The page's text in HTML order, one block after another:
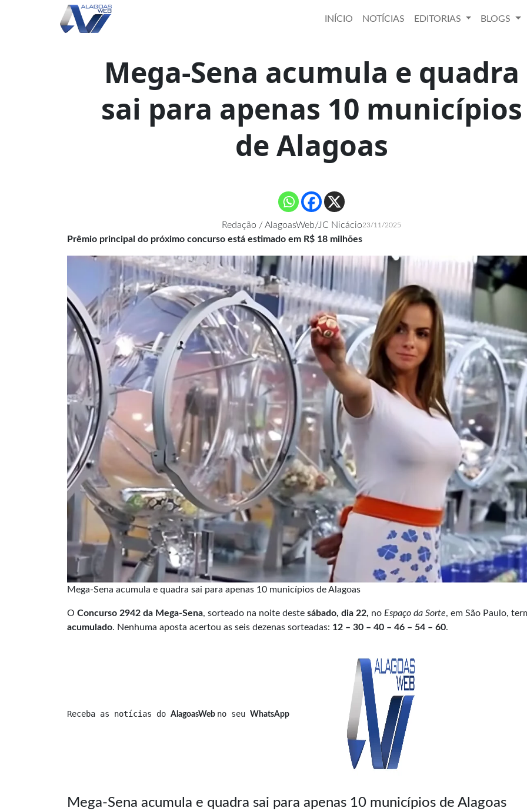
INÍCIO NOTÍCIAS EDITORIAS BLOGS
Mega-Sena acumula e quadra
sai para apenas 10 municípios
de Alagoas
Redação / AlagoasWeb/JC Nicácio23/11/2025
Prêmio principal do próximo concurso está estimado em R$ 18 milhões
Mega-Sena acumula e quadra sai para apenas 10 municípios de Alagoas
O Concurso 2942 da Mega-Sena, sorteado na noite deste sábado, dia 22, no Espaço da Sorte, em São Paulo,
acumulado. Nenhuma aposta acertou as seis dezenas sorteadas: 12 – 30 – 40 – 46 – 54 – 60.
Receba as notícias do AlagoasWeb no seu WhatsApp
Mega-Sena acumula e quadra sai para apenas 10 municípios de Alagoas